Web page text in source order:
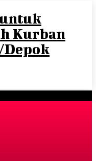
Kurban
Depok